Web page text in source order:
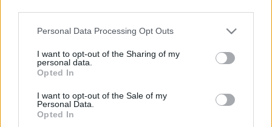
Please note that this website/app uses one or more Google
not limited to your visit or usage behaviour. You may click to
grant or deny consent to Google and its third-party tags to
use your data for below specified purposes in below Google
consent section.
Personal Data Processing Opt Outs
I want to opt-out of the Sharing of my
personal data.
Opted In
I want to opt-out of the Sale of my
Personal Data.
Opted In
Kedvezménnyel várják az egészségügyi dolgozókat.
PÁR NAPPAL A KÖTELEZŐ LEADÁSI HATÁRIDŐ
ELŐTT KAPTÁK MEG AZ ÚJ
MUNKASZERZŐDÉST AZ EGÉSZSÉGÜGYI
DOLGOZÓK
2021. február. 26. 17:56